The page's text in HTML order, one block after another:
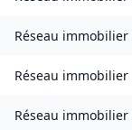
Réseau immobilier
Réseau immobilier
Réseau immobilier